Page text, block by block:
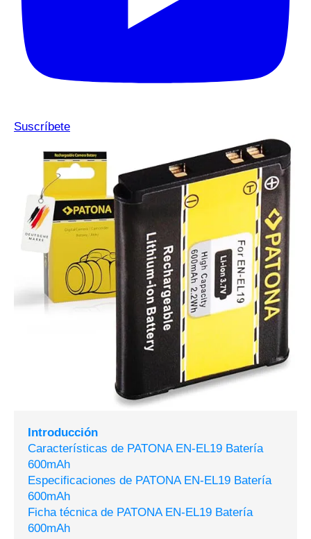
Suscríbete
Introducción
Características de PATONA EN-EL19 Batería
600mAh
Especificaciones de PATONA EN-EL19 Batería
600mAh
Ficha técnica de PATONA EN-EL19 Batería
600mAh